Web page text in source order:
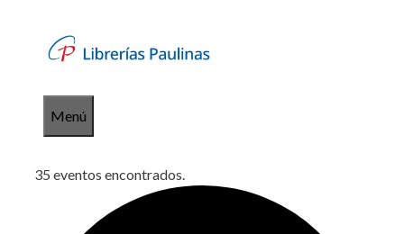
contenido
Menú
35 eventos encontrados.